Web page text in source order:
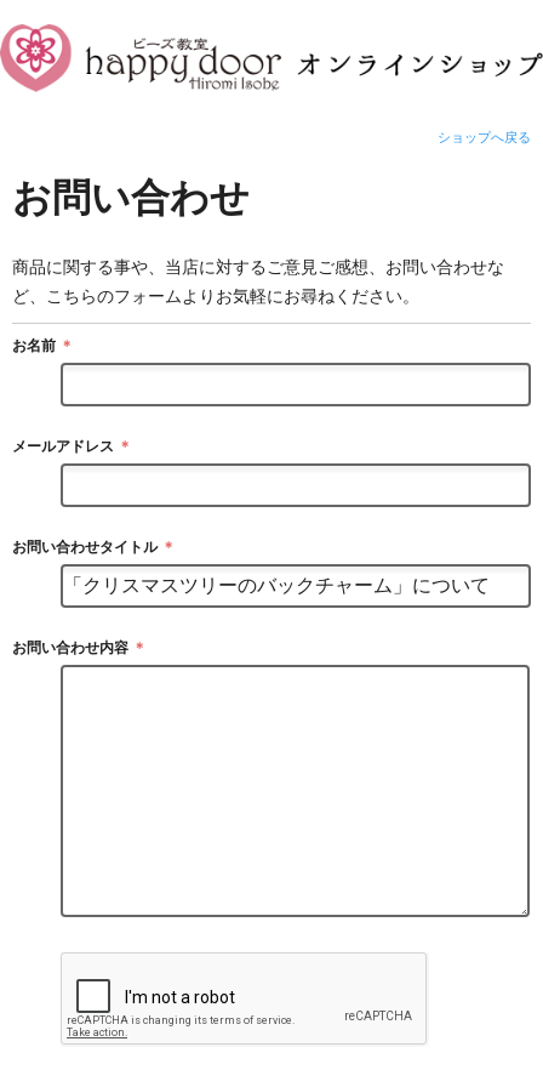
ショップへ戻る
お問い合わせ
商品に関する事や、当店に対するご意見ご感想、お問い合わせな
ど、こちらのフォームよりお気軽にお尋ねください。
お名前 ＊
メールアドレス ＊
お問い合わせタイトル ＊
お問い合わせ内容 ＊